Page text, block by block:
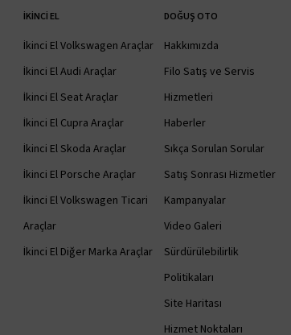
İKINCI EL
İkinci El Volkswagen Araçlar
İkinci El Audi Araçlar
İkinci El Seat Araçlar
İkinci El Cupra Araçlar
İkinci El Skoda Araçlar
İkinci El Porsche Araçlar
İkinci El Volkswagen Ticari
Araçlar
İkinci El Diğer Marka Araçlar
DOĞUŞ OTO
Hakkımızda
Filo Satış ve Servis
Hizmetleri
Haberler
Sıkça Sorulan Sorular
Satış Sonrası Hizmetler
Kampanyalar
Video Galeri
Sürdürülebilirlik
Politikaları
Site Haritası
Hizmet Noktaları